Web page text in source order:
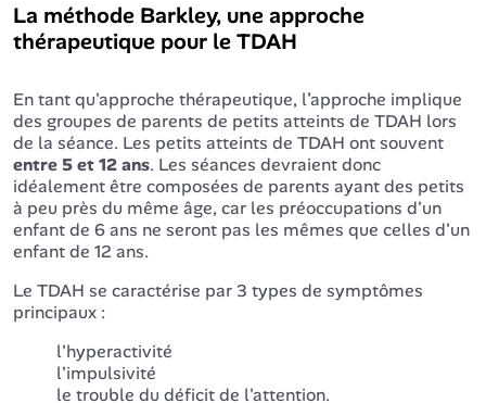
La méthode Barkley, une approche
thérapeutique pour le TDAH
En tant qu'approche thérapeutique, l’approche implique
des groupes de parents de petits atteints de TDAH lors
de la séance. Les petits atteints de TDAH ont souvent
entre 5 et 12 ans. Les séances devraient donc
idéalement être composées de parents ayant des petits
à peu près du même âge, car les préoccupations d'un
enfant de 6 ans ne seront pas les mêmes que celles d'un
enfant de 12 ans.
Le TDAH se caractérise par 3 types de symptômes
principaux :
l'hyperactivité
l'impulsivité
le trouble du déficit de l'attention.